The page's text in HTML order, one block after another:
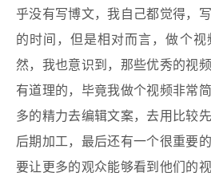
乎没有写博文，我自己都觉得，
的时间，但是相对而言，做个
然，我也意识到，那些优秀的视
有道理的，毕竟我做个视频非常
多的精力去编辑文案，去用比较
后期加工，最后还有一个很重要
要让更多的观众能够看到他们的